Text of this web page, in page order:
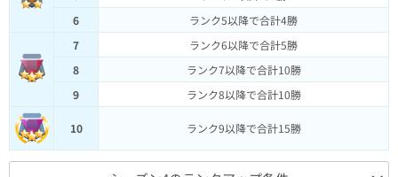
6
ランク5以降で合計4勝
7
ランク6以降で合計5勝
8
ランク7以降で合計10勝
9
ランク8以降で合計10勝
10 ランク9以降で合計15勝